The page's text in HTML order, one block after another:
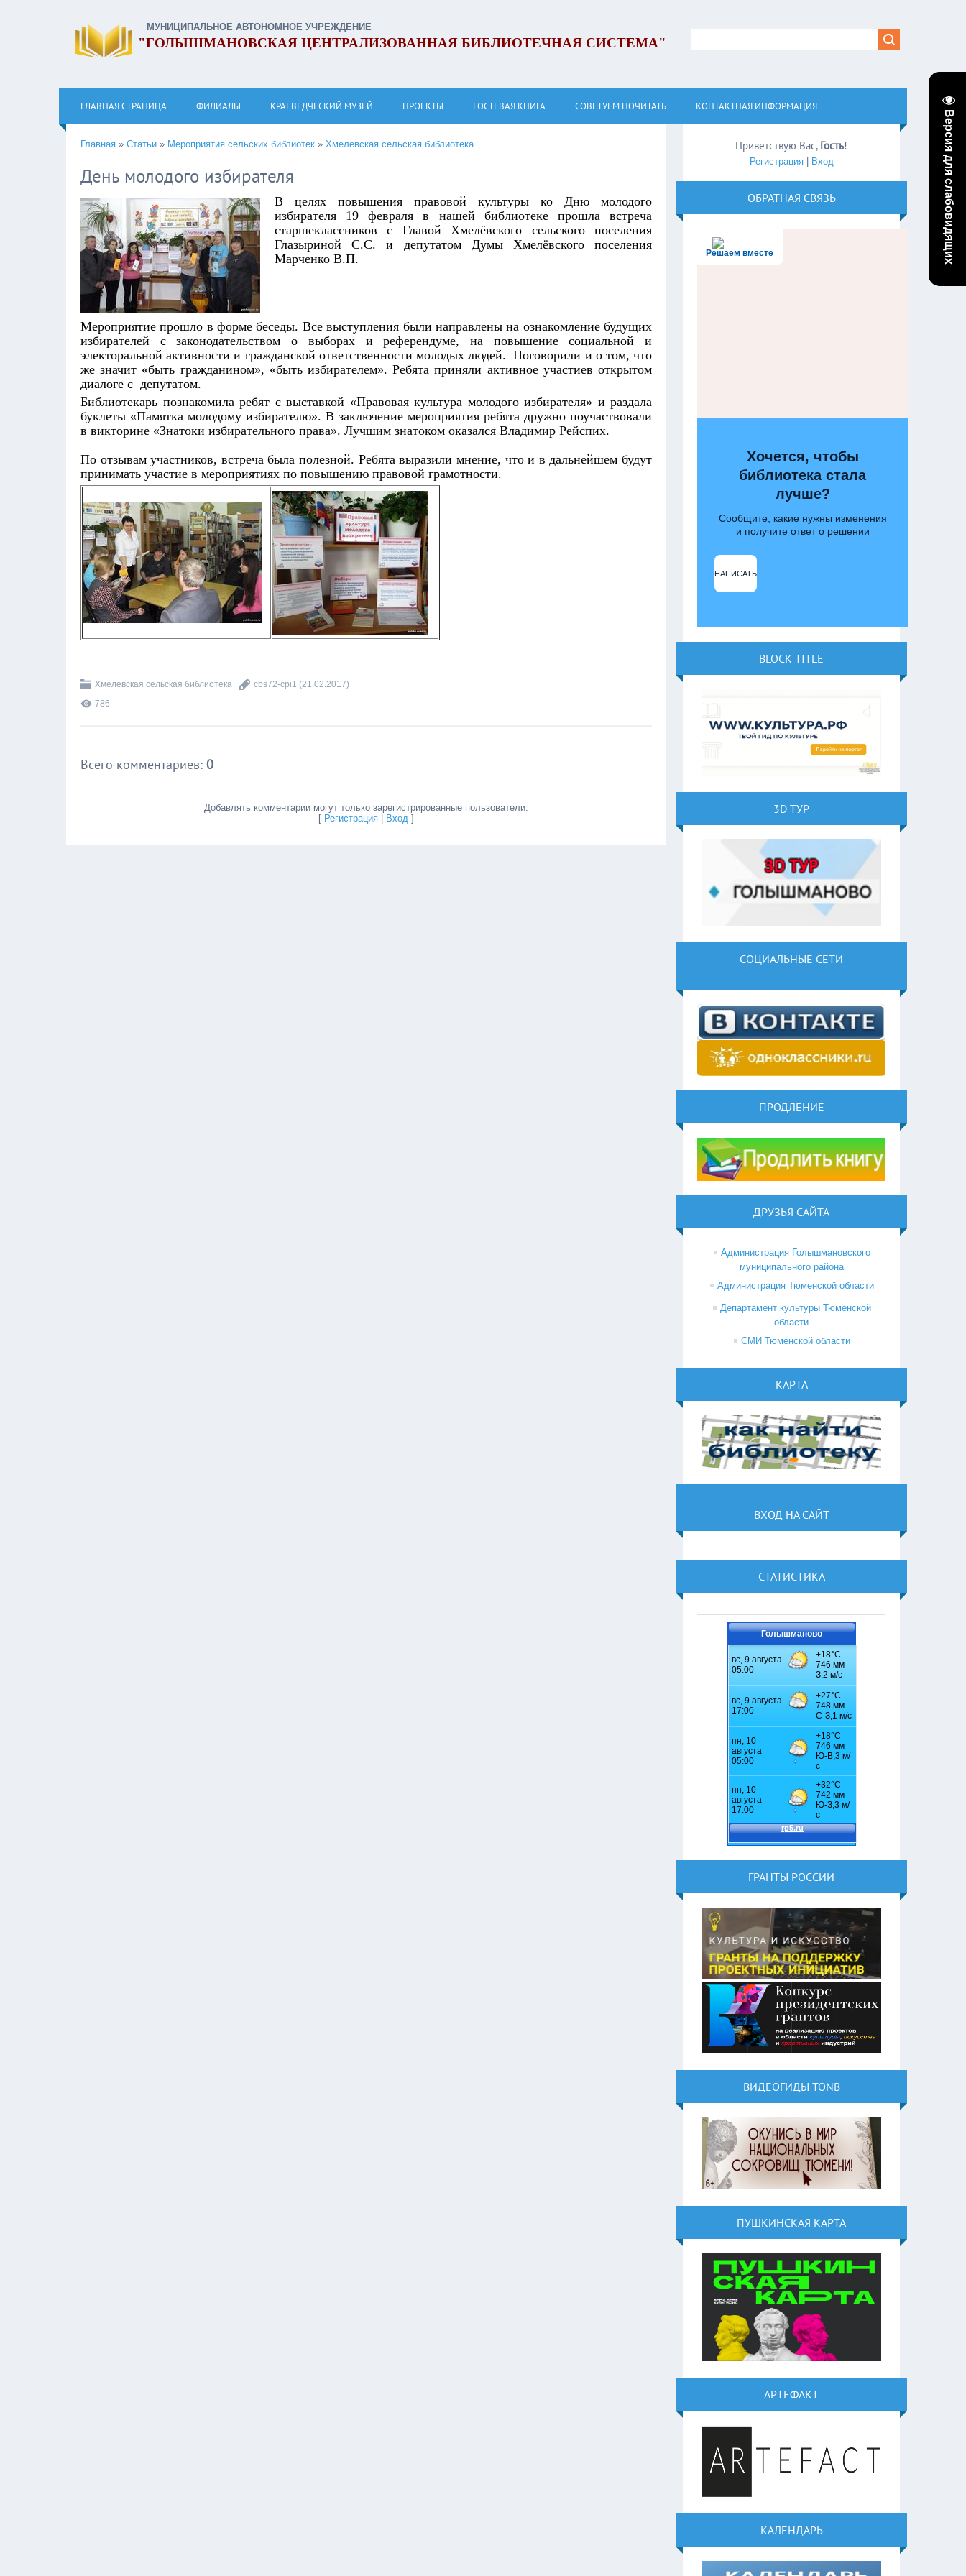
Версия для слабовидящих
МУНИЦИПАЛЬНОЕ АВТОНОМНОЕ УЧРЕЖДЕНИЕ
"ГОЛЫШМАНОВСКАЯ ЦЕНТРАЛИЗОВАННАЯ БИБЛИОТЕЧНАЯ СИСТЕМА"
ГЛАВНАЯ СТРАНИЦА ФИЛИАЛЫ КРАЕВЕДЧЕСКИЙ МУЗЕЙ ПРОЕКТЫ ГОСТЕВАЯ КНИГА СОВЕТУЕМ ПОЧИТАТЬ КОНТАКТНАЯ ИНФОРМАЦИЯ
Главная » Статьи » Мероприятия сельских библиотек » Хмелевcкая сельская библиотека
День молодого избирателя
В целях повышения правовой культуры ко Дню молодого
избирателя 19 февраля в нашей библиотеке прошла встреча
старшеклассников с Главой Хмелёвского сельского поселения
Глазыриной С.С. и депутатом Думы Хмелёвского поселения
Марченко В.П.
Мероприятие прошло в форме беседы. Все выступления были направлены на ознакомление будущих
избирателей с законодательством о выборах и референдуме, на повышение социальной и
электоральной активности и гражданской ответственности молодых людей. Поговорили и о том, что
же значит «быть гражданином», «быть избирателем». Ребята приняли активное участиев открытом
диалоге с депутатом.
Библиотекарь познакомила ребят с выставкой «Правовая культура молодого избирателя» и раздала
буклеты «Памятка молодому избирателю». В заключение мероприятия ребята дружно поучаствовали
в викторине «Знатоки избирательного права». Лучшим знатоком оказался Владимир Рейспих.
По отзывам участников, встреча была полезной. Ребята выразили мнение, что и в дальнейшем будут
принимать участие в мероприятиях по повышению правовой грамотности.
Хмелевcкая сельская библиотека cbs72-cpi1 (21.02.2017)
786
Всего комментариев: 0
Добавлять комментарии могут только зарегистрированные пользователи.
[ Регистрация Вход ]
Приветствую Вас, Гость!
Регистрация| Вход
ОБРАТНАЯ СВЯЗЬ
Решаем вместе
Хочется, чтобы
библиотека стала
лучше?
Сообщите, какие нужны изменения
и получите ответ о решении
НАПИСАТЬ
BLOCK TITLE
3D ТУР
СОЦИАЛЬНЫЕ СЕТИ
ПРОДЛЕНИЕ
ДРУЗЬЯ САЙТА
Администрация Голышмановского
муниципального района
Администрация Тюменской области
Департамент культуры Тюменской
области
СМИ Тюменской области
КАРТА
ВХОД НА САЙТ
СТАТИСТИКА
Голышманово
ГРАНТЫ РОССИИ
ВИДЕОГИДЫ TONB
ПУШКИНСКАЯ КАРТА
АРТЕФАКТ
КАЛЕНДАРЬ